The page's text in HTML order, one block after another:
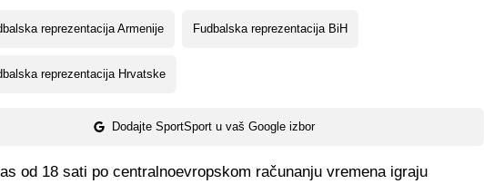
reprezentacija Armenije Fudbalska reprezentacija BiH
reprezentacija Hrvatske
Dodajte SportSport u vaš Google izbor
od 18 sati po centralnoevropskom računanju vremena igraju